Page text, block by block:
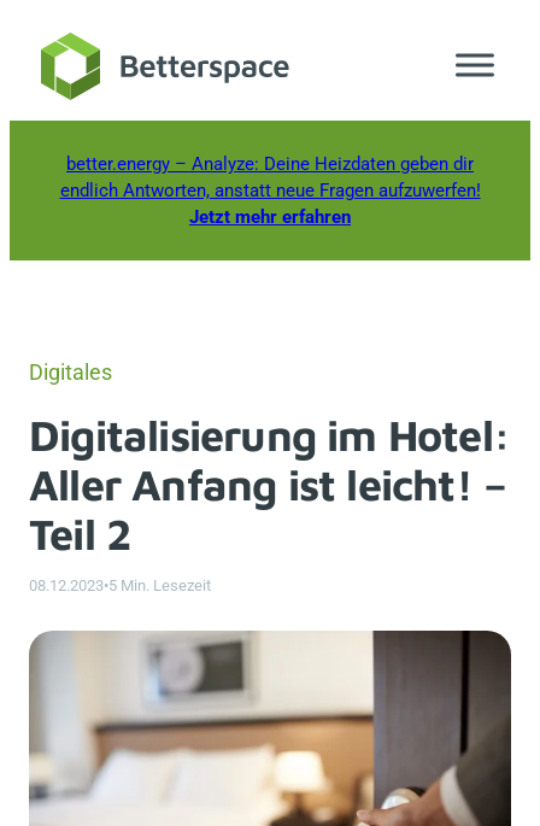
Inhalt
springen
better.energy – Analyze: Deine Heizdaten geben dir
endlich Antworten, anstatt neue Fragen aufzuwerfen!
Jetzt mehr erfahren
Digitales
Digitalisierung im Hotel:
Aller Anfang ist leicht! –
Teil 2
08.12.2023•5 Min. Lesezeit